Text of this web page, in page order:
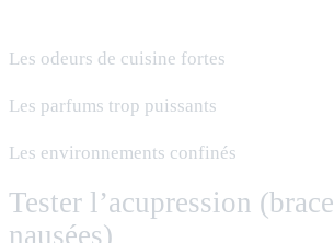
Les odeurs de cuisine fortes
Les parfums trop puissants
Les environnements confinés
Tester l’acupression
nausées)